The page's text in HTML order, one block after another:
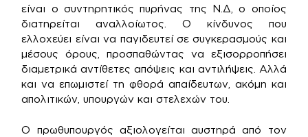
είναι ο συντηρητικός πυρήνας της Ν.Δ, ο οποίος
διατηρείται αναλλοίωτος. Ο κίνδυνος που
ελλοχεύει είναι να παγιδευτεί σε συγκερασμούς και
μέσους όρους, προσπαθώντας να εξισορροπήσει
διαμετρικά αντίθετες απόψεις και αντιλήψεις. Αλλά
και να επωμιστεί τη φθορά απαίδευτων, ακόμη και
απολιτικών, υπουργών και στελεχών του.
Ο πρωθυπουργός αξιολογείται αυστηρά από τον